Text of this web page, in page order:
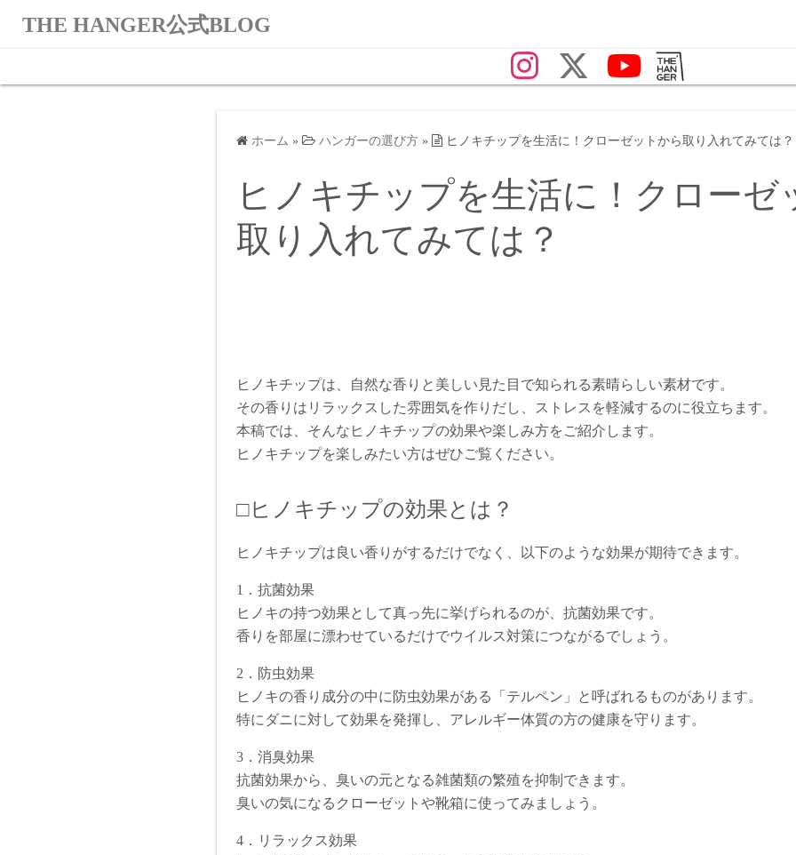
THE HANGER公式BLOG
ホーム » ハンガーの選び方 » ヒノキチップを生活に！クローゼットから取り入れてみては？
ヒノキチップを生活に！クローゼ
取り入れてみては？
ヒノキチップは、自然な香りと美しい見た目で知られる素晴らしい素材です。
その香りはリラックスした雰囲気を作りだし、ストレスを軽減するのに役立ちます。
本稿では、そんなヒノキチップの効果や楽しみ方をご紹介します。
ヒノキチップを楽しみたい方はぜひご覧ください。
□ヒノキチップの効果とは？
ヒノキチップは良い香りがするだけでなく、以下のような効果が期待できます。
1．抗菌効果
ヒノキの持つ効果として真っ先に挙げられるのが、抗菌効果です。
香りを部屋に漂わせているだけでウイルス対策につながるでしょう。
2．防虫効果
ヒノキの香り成分の中に防虫効果がある「テルペン」と呼ばれるものがあります。
特にダニに対して効果を発揮し、アレルギー体質の方の健康を守ります。
3．消臭効果
抗菌効果から、臭いの元となる雑菌類の繁殖を抑制できます。
臭いの気になるクローゼットや靴箱に使ってみましょう。
4．リラックス効果